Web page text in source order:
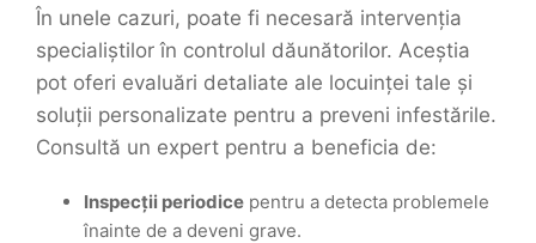
În unele cazuri, poate fi necesară intervenția
specialiștilor în controlul dăunătorilor. Aceștia
pot oferi evaluări detaliate ale locuinței tale și
soluții personalizate pentru a preveni infestările.
Consultă un expert pentru a beneficia de:
Inspecții periodice pentru a detecta problemele
înainte de a deveni grave.